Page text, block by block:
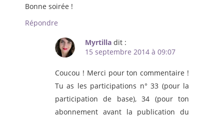
Bonne soirée !
Répondre
Myrtilla dit :
15 septembre 2014 à 09:07
Coucou ! Merci pour ton commentaire !
Tu as les participations n° 33 (pour la
participation de base), 34 (pour ton
abonnement avant la publication du